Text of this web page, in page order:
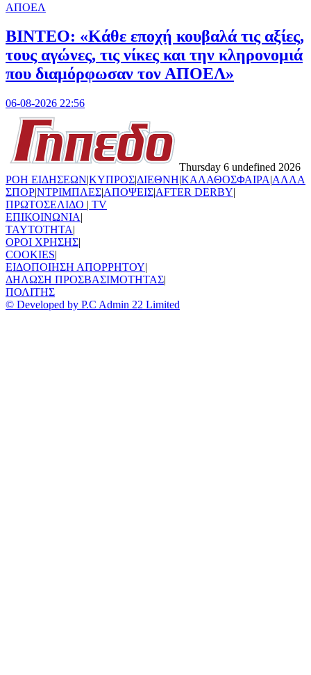
ΑΠΟΕΛ
ΒΙΝΤΕΟ: «Κάθε εποχή κουβαλά τις αξίες,
τους αγώνες, τις νίκες και την κληρονομιά
που διαμόρφωσαν τον ΑΠΟΕΛ»
06-08-2026 22:56
Thursday 6 undefined 2026
ΡΟΗ ΕΙΔΗΣΕΩΝ|ΚΥΠΡΟΣ|ΔΙΕΘΝΗ|ΚΑΛΑΘΟΣΦΑΙΡΑ|ΑΛΛΑ
ΣΠΟΡ|ΝΤΡΙΜΠΛΕΣ|ΑΠΟΨΕΙΣ|AFTER DERBY|
ΠΡΩΤΟΣΕΛΙΔΟ | TV
ΕΠΙΚΟΙΝΩΝΙΑ|
TAYTOTHTA|
ΟΡΟΙ ΧΡΗΣΗΣ|
COOKIES|
ΕΙΔΟΠΟΙΗΣΗ ΑΠΟΡΡΗΤΟΥ|
ΔΗΛΩΣΗ ΠΡΟΣΒΑΣΙΜΟΤΗΤΑΣ|
ΠΟΛΙΤΗΣ
© Developed by P.C Admin 22 Limited